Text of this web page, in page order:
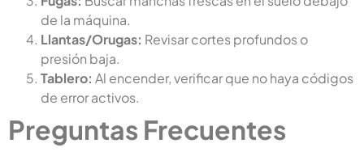
de la máquina.
Llantas/Orugas: Revisar cortes profundos o
presión baja.
Tablero: Al encender, verificar que no haya códigos
de error activos.
Preguntas Frecuentes